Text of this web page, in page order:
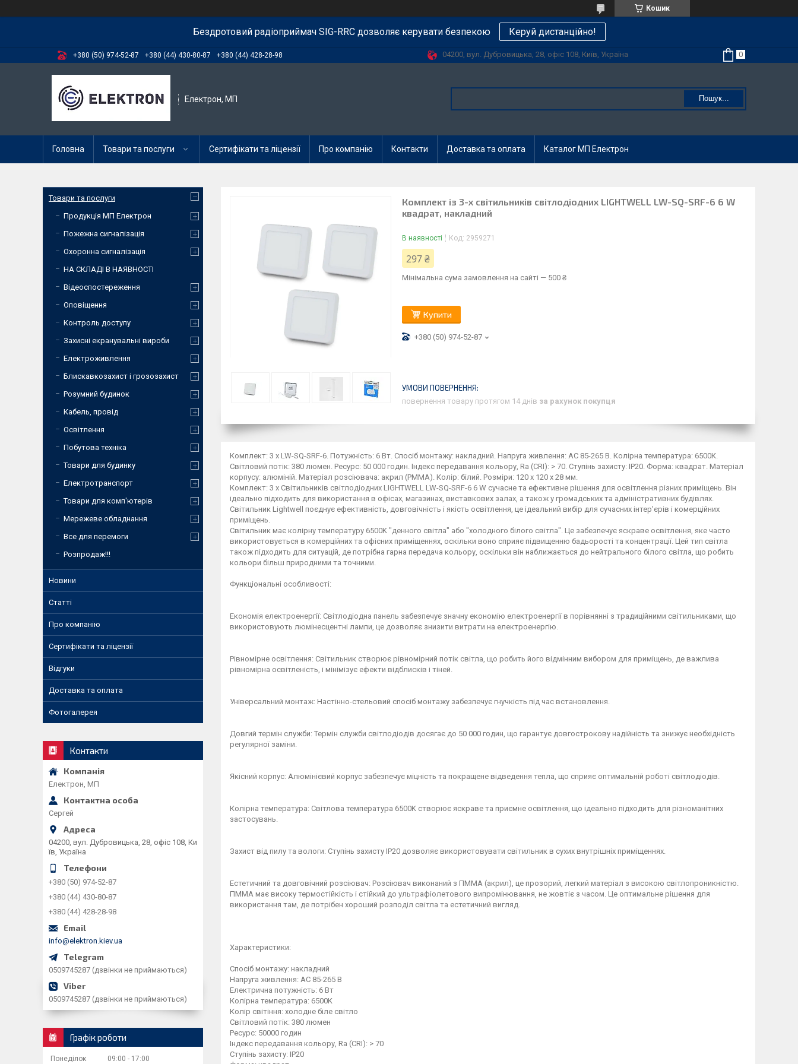
Кошик
Бездротовий радіоприймач SIG-RRC дозволяє керувати безпекою Керуй дистанційно!
+380 (50) 974-52-87 +380 (44) 430-80-87 +380 (44) 428-28-98 04200, вул. Дубровицька, 28, офіс 108, Київ, Україна
Електрон, МП Пошук...
Головна Товари та послуги Сертифікати та ліцензії Про компанію Контакти Доставка та оплата Каталог МП Електрон
Комплект із 3-х світильників світлодіодних LIGHTWELL LW-SQ-SRF-6 6 W
квадрат, накладний
В наявності Код: 2959271
297 ₴
Мінімальна сума замовлення на сайті — 500 ₴
Купити
+380 (50) 974-52-87
повернення товару протягом 14 днів за рахунок покупця
Комплект: 3 х LW-SQ-SRF-6. Потужність: 6 Вт. Спосіб монтажу: накладний. Напруга живлення: AC 85-265 В. Колірна температура: 6500К.
Світловий потік: 380 люмен. Ресурс: 50 000 годин. Індекс передавання кольору, Ra (CRI): > 70. Ступінь захисту: IP20. Форма: квадрат. Матеріал
корпусу: алюміній. Матеріал розсіювача: акрил (PMMA). Колір: білий. Розміри: 120 x 120 x 28 мм.
Комплект: 3 х Світильників світлодіодних LIGHTWELL LW-SQ-SRF-6 6 W сучасне та ефективне рішення для освітлення різних приміщень. Він
ідеально підходить для використання в офісах, магазинах, виставкових залах, а також у громадських та адміністративних будівлях.
Світильник Lightwell поєднує ефективність, довговічність і якість освітлення, це ідеальний вибір для сучасних інтер'єрів і комерційних
приміщень.
Світильник має колірну температуру 6500K "денного світла" або "холодного білого світла". Це забезпечує яскраве освітлення, яке часто
використовується в комерційних та офісних приміщеннях, оскільки воно сприяє підвищенню бадьорості та концентрації. Цей тип світла
також підходить для ситуацій, де потрібна гарна передача кольору, оскільки він наближається до нейтрального білого світла, що робить
кольори більш природними та точними.
Функціональні особливості:
Економія електроенергії: Світлодіодна панель забезпечує значну економію електроенергії в порівнянні з традиційними світильниками, що
використовують люмінесцентні лампи, це дозволяє знизити витрати на електроенергію.
Рівномірне освітлення: Світильник створює рівномірний потік світла, що робить його відмінним вибором для приміщень, де важлива
рівномірна освітленість, і мінімізує ефекти відблисків і тіней.
Універсальний монтаж: Настінно-стельовий спосіб монтажу забезпечує гнучкість під час встановлення.
Довгий термін служби: Термін служби світлодіодів досягає до 50 000 годин, що гарантує довгострокову надійність та знижує необхідність
регулярної заміни.
Якісний корпус: Алюмінієвий корпус забезпечує міцність та покращене відведення тепла, що сприяє оптимальній роботі світлодіодів.
Колірна температура: Світлова температура 6500K створює яскраве та приємне освітлення, що ідеально підходить для різноманітних
застосувань.
Захист від пилу та вологи: Ступінь захисту IP20 дозволяє використовувати світильник в сухих внутрішніх приміщеннях.
Естетичний та довговічний розсіювач: Розсіювач виконаний з ПММА (акрил), це прозорий, легкий матеріал з високою світлопроникністю.
ПММА має високу термостійкість і стійкий до ультрафіолетового випромінювання, не жовтіє з часом. Це оптимальне рішення для
використання там, де потрібен хороший розподіл світла та естетичний вигляд.
Характеристики:
Спосіб монтажу: накладний
Напруга живлення: AC 85-265 В
Електрична потужність: 6 Вт
Колірна температура: 6500K
Колір світіння: холодне біле світло
Світловий потік: 380 люмен
Ресурс: 50000 годин
Індекс передавання кольору, Ra (CRI): > 70
Ступінь захисту: IP20
Товари та послуги
Продукція МП Електрон
Пожежна сигналізація
Охоронна сигналізація
НА СКЛАДІ В НАЯВНОСТІ
Відеоспостереження
Оповіщення
Контроль доступу
Захисні екранувальні вироби
Електроживлення
Блискавкозахист і грозозахист
Розумний будинок
Кабель, провід
Освітлення
Побутова техніка
Товари для будинку
Електротранспорт
Товари для комп'ютерів
Мережеве обладнання
Все для перемоги
Розпродаж!!!
Новини
Статті
Про компанію
Сертифікати та ліцензії
Відгуки
Доставка та оплата
Фотогалерея
Контакти
Електрон, МП
Сергей
04200, вул. Дубровицька, 28, офіс 108, Ки
їв, Україна
+380 (50) 974-52-87
+380 (44) 430-80-87
+380 (44) 428-28-98
info@elektron.kiev.ua
0509745287 (дзвінки не приймаються)
0509745287 (дзвінки не приймаються)
Графік роботи
Понеділок 09:00 17:00